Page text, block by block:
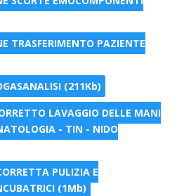
TRASFERIMENTO PAZIENTE
(211Kb)
LAVAGGIO DELLE MANI
- TIN - NIDO
PULIZIA E
(1Mb)